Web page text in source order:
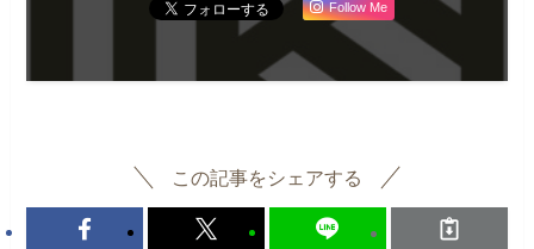
Follow Me
この記事をシェアする